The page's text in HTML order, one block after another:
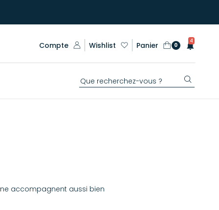
Compte Wishlist Panier 0
4
accompagnent aussi bien